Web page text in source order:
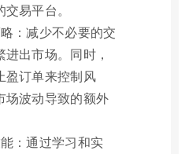
易平台。
：减少不必要的交
出市场。同时，
盈订单来控制风
场波动导致的额外
：通过学习和实